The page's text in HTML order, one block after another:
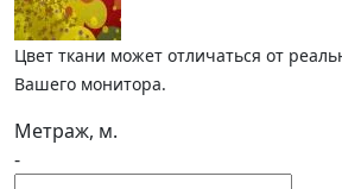
Цвет ткани может отличаться от
Вашего монитора.
Метраж, м.
-